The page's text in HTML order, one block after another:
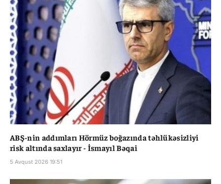
ABŞ-nin addımları Hörmüz boğazında təhlükəsizliyi
risk altında saxlayır - İsmayıl Bəqai
5 Avqust 2026 19:51